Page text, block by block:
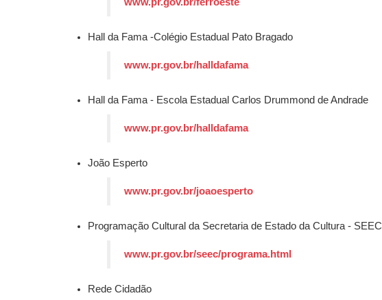
Hall da Fama -Colégio Estadual Pato Bragado
www.pr.gov.br/halldafama
Hall da Fama - Escola Estadual Carlos Drummond de Andrade
www.pr.gov.br/halldafama
João Esperto
www.pr.gov.br/joaoesperto
Programação Cultural da Secretaria de Estado da Cultura - SEEC
www.pr.gov.br/seec/programa.html
Rede Cidadão